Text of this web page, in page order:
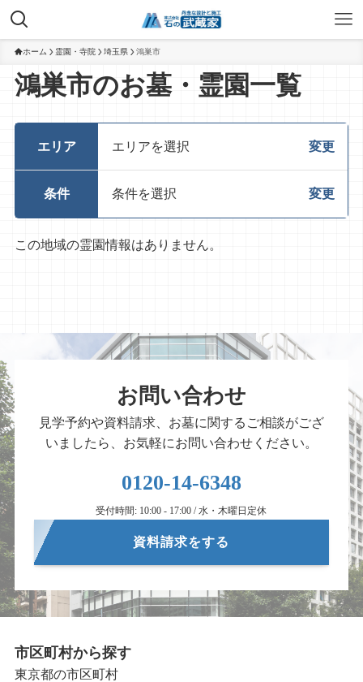
ホーム 霊園・寺院 埼玉県 鴻巣市
鴻巣市のお墓・霊園一覧
エリア エリアを選択 変更
条件 条件を選択 変更
この地域の霊園情報はありません。
お問い合わせ
見学予約や資料請求、お墓に関するご相談がござ
いましたら、お気軽にお問い合わせください。
0120-14-6348
受付時間: 10:00 - 17:00 / 水・木曜日定休
資料請求をする
市区町村から探す
東京都の市区町村